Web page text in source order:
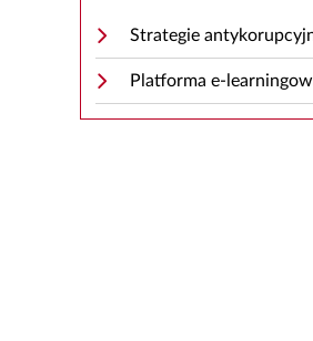
Strategie
Platforma e-